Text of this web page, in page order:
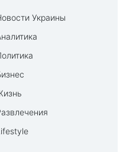
Украины